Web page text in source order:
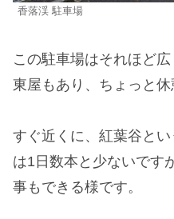
香落渓 駐車場
この駐車場はそれほど
東屋もあり、ちょっと休
すぐ近くに、紅葉谷と
は1日数本と少ないです
事もできる様です。